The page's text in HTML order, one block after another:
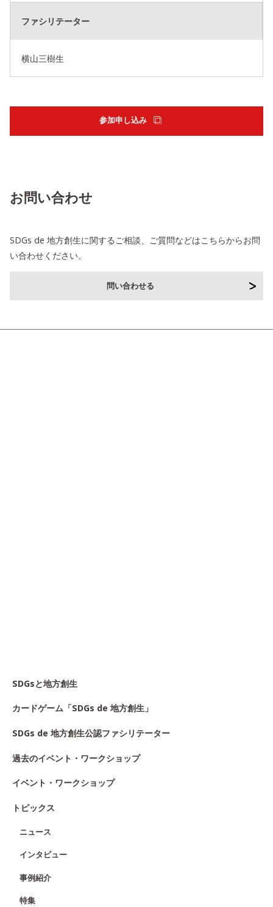
ファシリテーター
横山三樹生
参加申し込み
お問い合わせ
SDGs de 地方創生に関するご相談、ご質問などはこちらからお問
い合わせください。
問い合わせる
SDGsと地方創生
カードゲーム「SDGs de 地方創生」
SDGs de 地方創生公認ファシリテーター
過去のイベント・ワークショップ
イベント・ワークショップ
トピックス
ニュース
インタビュー
事例紹介
特集